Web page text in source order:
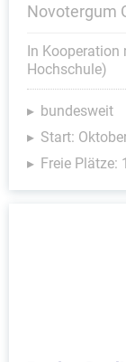
Novotergum
In Kooperation
Hochschule)
bundesweit
Start:
Freie Plätze: 1